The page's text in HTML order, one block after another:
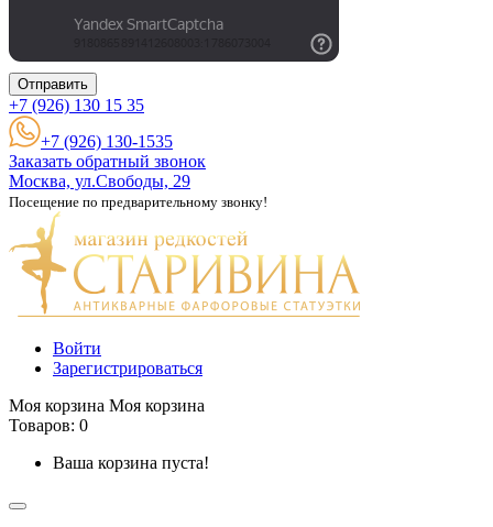
Отправить
+7 (926) 130 15 35
+7 (926) 130-1535
Заказать обратный звонок
Москва, ул.Свободы, 29
Посещение по предварительному звонку!
Войти
Зарегистрироваться
Моя корзина Моя корзина
Товаров: 0
Ваша корзина пуста!